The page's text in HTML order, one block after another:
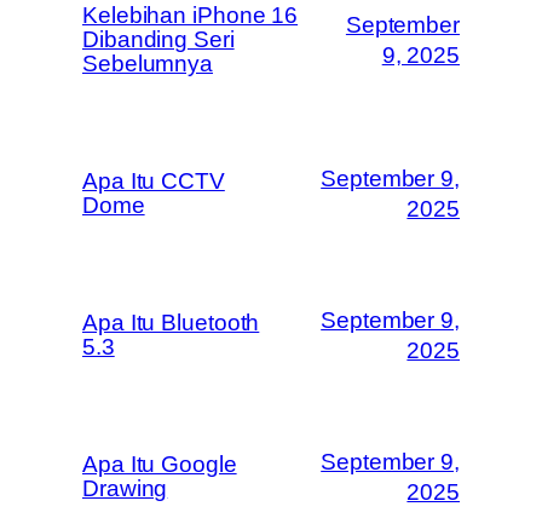
Kelebihan iPhone 16
Dibanding Seri
Sebelumnya
September
9, 2025
Apa Itu CCTV
Dome
September 9,
2025
Apa Itu Bluetooth
5.3
September 9,
2025
Apa Itu Google
Drawing
September 9,
2025